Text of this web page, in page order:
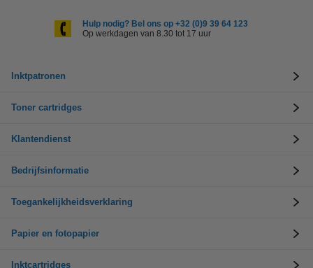
Hulp nodig? Bel ons op +32 (0)9 39 64 123
Op werkdagen van 8.30 tot 17 uur
Inktpatronen
Toner cartridges
Klantendienst
Bedrijfsinformatie
Toegankelijkheidsverklaring
Papier en fotopapier
Inktcartridges